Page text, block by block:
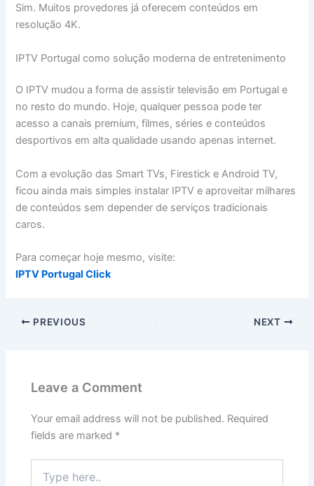
Sim. Muitos provedores já oferecem conteúdos em
resolução 4K.
IPTV Portugal como solução moderna de entretenimento
O IPTV mudou a forma de assistir televisão em Portugal e
no resto do mundo. Hoje, qualquer pessoa pode ter
acesso a canais premium, filmes, séries e conteúdos
desportivos em alta qualidade usando apenas internet.
Com a evolução das Smart TVs, Firestick e Android TV,
ficou ainda mais simples instalar IPTV e aproveitar milhares
de conteúdos sem depender de serviços tradicionais
caros.
Para começar hoje mesmo, visite:
IPTV Portugal Click
PREVIOUS NEXT
Leave a Comment
Your email address will not be published. Required
fields are marked *
here..